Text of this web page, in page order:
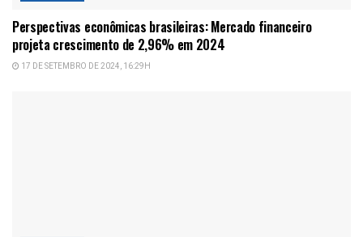
Perspectivas econômicas brasileiras: Mercado financeiro
projeta crescimento de 2,96% em 2024
17 DE SETEMBRO DE 2024, 16:29H